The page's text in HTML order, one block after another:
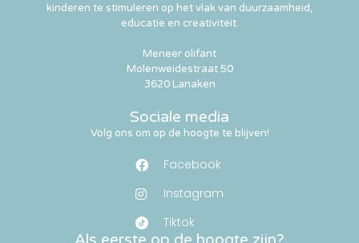
Sociale media
Volg ons om op de hoogte te blijven!
Facebook
Instagram
Tiktok
kinderen te stimuleren op het vlak van duurzaamheid,
educatie en creativiteit.
Meneer olifant
Molenweidestraat 50
3620 Lanaken